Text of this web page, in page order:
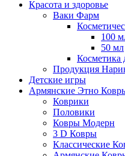
Красота и здоровье
Ваки Фарм
100
50 мл
Косметика
Продукция
Детские игры
Армянские Этно
Коврики
Половики
Ковры Модерн
3 D Ковры
Классические